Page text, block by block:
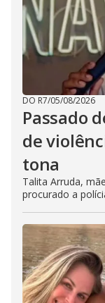
DO R7/05/08/2026
Passado
de
tona
Talita Arruda,
procurado a